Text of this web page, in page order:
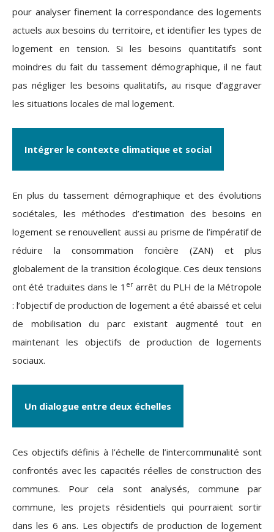
pour analyser finement la correspondance des logements
actuels aux besoins du territoire, et identifier les types de
logement en tension. Si les besoins quantitatifs sont
moindres du fait du tassement démographique, il ne faut
pas négliger les besoins qualitatifs, au risque d’aggraver
les situations locales de mal logement.
Intégrer le contexte climatique et social
En plus du tassement démographique et des évolutions
sociétales, les méthodes d’estimation des besoins en
logement se renouvellent aussi au prisme de l’impératif de
réduire la consommation foncière (ZAN) et plus
globalement de la transition écologique. Ces deux tensions
ont été traduites dans le 1 erarrêt du PLH de la Métropole
: l’objectif de production de logement a été abaissé et celui
de mobilisation du parc existant augmenté tout en
maintenant les objectifs de production de logements
sociaux.
Un dialogue entre deux échelles
Ces objectifs définis à l’échelle de l’intercommunalité sont
confrontés avec les capacités réelles de construction des
communes. Pour cela sont analysés, commune par
commune, les projets résidentiels qui pourraient sortir
dans les 6 ans. Les objectifs de production de logement